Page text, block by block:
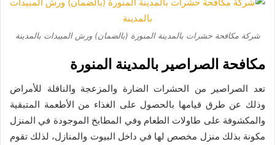
شركة مكافحة حشرات بالمدينة المنورة (بالضمان) ورش المبيدات بالمدينة
مكافحة الصراصير بالمدينة المنورة
تعد الصراصير من الحشرات الضارة والمزعجة والناقلة للأمراض
وذلك عن طرق قيامها بالحصول على الغذاء من الأطعمة المتبقية
والمكشوفة على طاولات الطعام وفي المطابخ الموجودة في المنزل
مكونة بذلك منزل مخصص لها في داخل البيوت والمنازل، لذلك تقوم